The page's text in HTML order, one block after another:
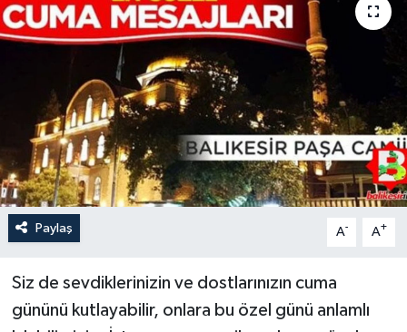
Paylaş A- A+
Siz de sevdiklerinizin ve dostlarınızın cuma
gününü kutlayabilir, onlara bu özel günü anlamlı